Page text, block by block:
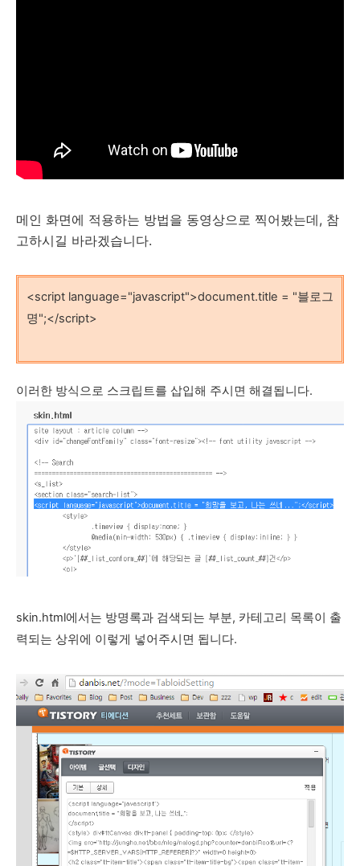
메인 화면에 적용하는 방법을 동영상으로 찍어봤는데, 참
고하시길 바라겠습니다.
<script language="javascript">document.title = "블로그
명";</script>
이러한 방식으로 스크립트를 삽입해 주시면 해결됩니다.
skin.html에서는 방명록과 검색되는 부분, 카테고리 목록이 출
력되는 상위에 이렇게 넣어주시면 됩니다.